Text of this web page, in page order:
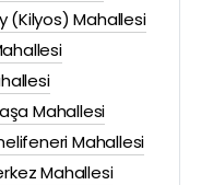
(Kilyos) Mahallesi
Mahallesi
Mahallesi
Mahallesi